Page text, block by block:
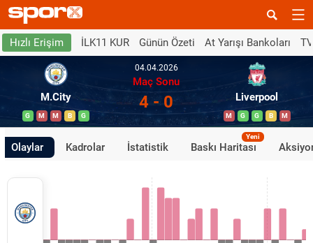
Hızlı Erişim İLK11 KUR Günün Özeti At Yarışı Bankoları
M.City
G M M B G
04.04.2026
Maç Sonu
4 - 0 Liverpool
M G G B M
Olaylar Kadrolar İstatistik Baskı Haritası
Yeni